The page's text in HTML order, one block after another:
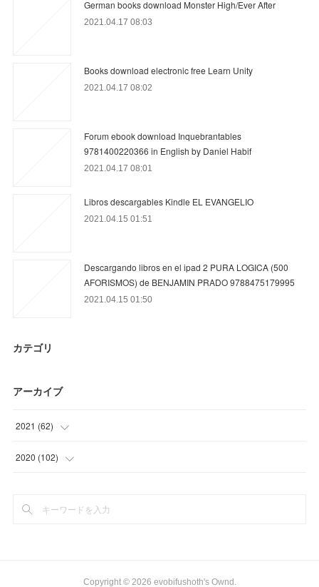
German books download Monster High/Ever After
2021.04.17 08:03
Books download electronic free Learn Unity
2021.04.17 08:02
Forum ebook download Inquebrantables
9781400220366 in English by Daniel Habif
2021.04.17 08:01
Libros descargables Kindle EL EVANGELIO
2021.04.15 01:51
Descargando libros en el ipad 2 PURA LOGICA (500
AFORISMOS) de BENJAMIN PRADO 9788475179995
2021.04.15 01:50
カテゴリ
アーカイブ
2021 (62)
(23
(
2020 (102)
(
Copyright © 2026 evobifushoth's Ownd .